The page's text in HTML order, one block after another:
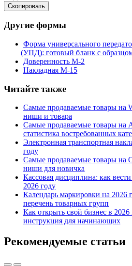
Cкопировать
Другие формы
Форма универсального
(УПД): готовый бланк с
Доверенность М-2
Накладная М-15
Читайте также
Самые продаваемые товары на
ниши и товара
Самые продаваемые товары на
статистика востребованных
Электронная транспортная
году
Самые продаваемые товары на
ниши для новичка
Кассовая дисциплина: как
2026 году
Календарь маркировки на 2026
перечень товарных групп
Как открыть свой бизнес в
инструкция для начинающих
Рекомендуемые статьи